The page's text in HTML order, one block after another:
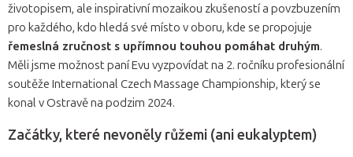
životopisem, ale inspirativní mozaikou zkušeností a povzbuzením
pro každého, kdo hledá své místo v oboru, kde se propojuje
řemeslná zručnost s upřímnou touhou pomáhat druhým.
Měli jsme možnost paní Evu vyzpovídat na 2. ročníku profesionální
soutěže International Czech Massage Championship, který se
konal v Ostravě na podzim 2024.
Začátky, které nevoněly růžemi (ani eukalyptem)